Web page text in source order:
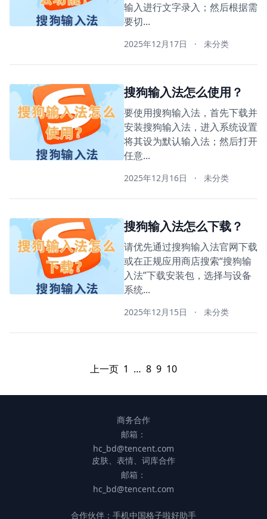
输入进行文字录入；然后根据需
要切...
2025年12月17日 · 未分类
搜狗输入法怎么使用？
要使用搜狗输入法，首先下载并
安装搜狗输入法，进入系统设置
将其设为默认输入法；然后打开
任意...
2025年12月16日 · 未分类
搜狗输入法怎么下载？
请优先通过搜狗输入法官网下载
或在正规应用商店搜索“搜狗输
入法”下载安装包，选择与设备
系统...
2025年12月15日 · 未分类
上一页 1 … 8 9 10
商务合作
邮箱：
hc_bd@tencent.com
皮肤、表情、词库合作
邮箱：
hc_bd@tencent.com
合作伙伴： 手机中国格子啦好助手